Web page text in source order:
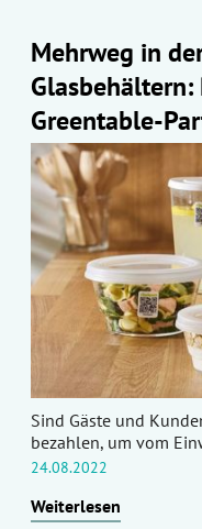
Mehrweg in
Greentable-
Sind Gäste und
bezahlen, um vom
24.08.2022
Weiterlesen